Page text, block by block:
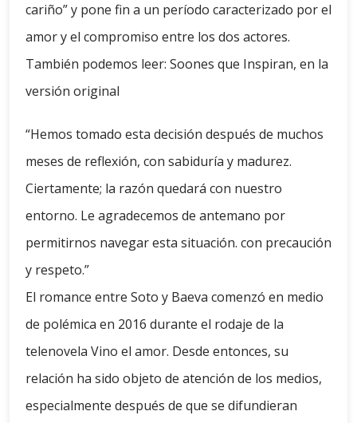
cariño” y pone fin a un período caracterizado por el
amor y el compromiso entre los dos actores.
También podemos leer: Soones que Inspiran, en la
versión original
“Hemos tomado esta decisión después de muchos
meses de reflexión, con sabiduría y madurez.
Ciertamente; la razón quedará con nuestro
entorno. Le agradecemos de antemano por
permitirnos navegar esta situación. con precaución
y respeto.”
El romance entre Soto y Baeva comenzó en medio
de polémica en 2016 durante el rodaje de la
telenovela Vino el amor. Desde entonces, su
relación ha sido objeto de atención de los medios,
especialmente después de que se difundieran